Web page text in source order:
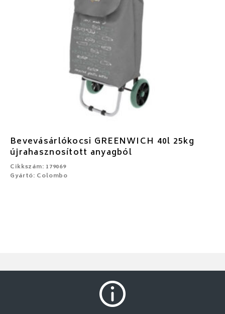
Bevevásárlókocsi GREENWICH 40l 25kg
újrahasznosított anyagból
Cikkszám: 179069
Gyártó: Colombo